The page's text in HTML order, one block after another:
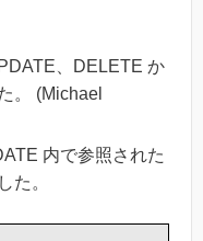
、DELETE か
。 (Michael
内で参照された
た。